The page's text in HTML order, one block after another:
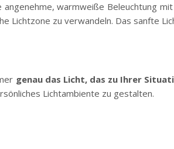
angenehme, warmweiße Beleuchtung
zu verwandeln. Das sanfte
genau das Licht, das zu Ihrer
Lichtambiente zu gestalten.